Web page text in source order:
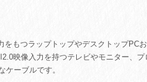
をもつラップトップやデスクトップPC
映像入力を持つテレビやモニター、プ
ケーブルです。